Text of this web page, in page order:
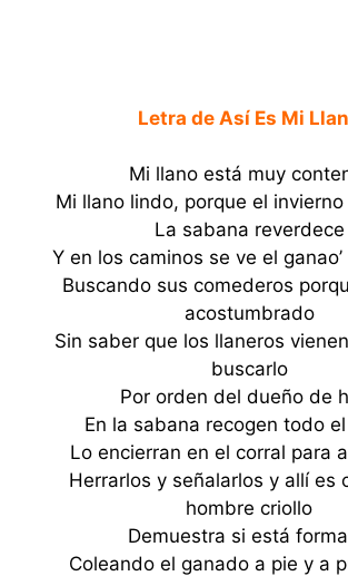
Letra de Así Es Mi
Mi llano está muy
Mi llano lindo, porque el
La sabana reverdece
Y en los caminos se ve el
Buscando sus comederos
acostumbrado
Sin saber que los llaneros
buscarlo
Por orden del dueño de
En la sabana recogen todo
Lo encierran en el corral para
Herrarlos y señalarlos y allí es
hombre criollo
Demuestra si está
Coleando el ganado a pie y a